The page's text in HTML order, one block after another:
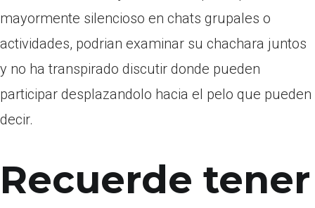
mayormente silencioso en chats grupales o
actividades, podri­an examinar su chachara juntos
y no ha transpirado discutir donde pueden
participar desplazandolo hacia el pelo que pueden
decir.
Recuerde tener